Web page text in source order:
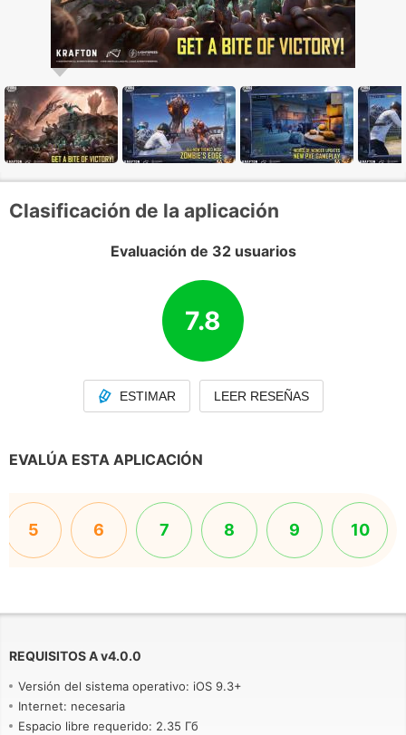
Clasificación de la aplicación
Evaluación de 32 usuarios
7.8
ESTIMAR LEER RESEÑAS
EVALÚA ESTA APLICACIÓN
5 6 7 8 9 10
REQUISITOS Av4.0.0
Versión del sistema operativo: iOS 9.3+
Internet: necesaria
Espacio libre requerido: 2.35 Гб